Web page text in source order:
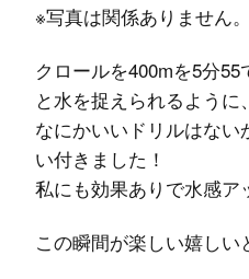
※写真は関係ありません。
クロールを400mを5分
と水を捉えられるように、
なにかいいドリルはな
い付きました！
私にも効果ありで水感ア
この瞬間が楽しい嬉しい